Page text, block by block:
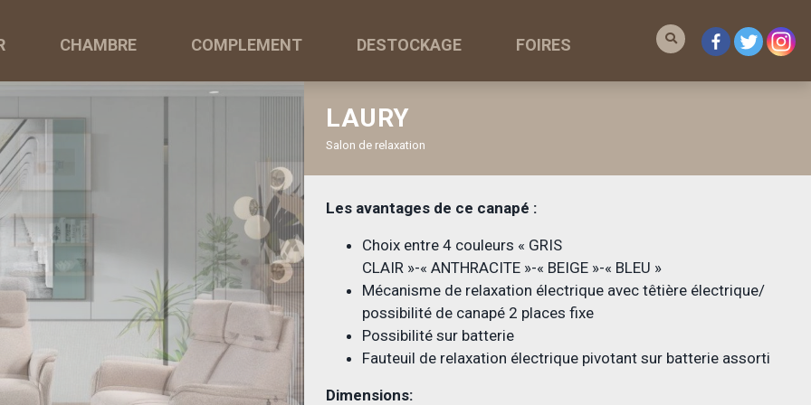
CHAMBRE COMPLEMENT DESTOCKAGE FOIRES
LAURY
Salon de relaxation
Les avantages de ce canapé :
Choix entre 4 couleurs « GRIS
CLAIR »-« ANTHRACITE »-« BEIGE »-« BLEU »
Mécanisme de relaxation électrique avec têtière électrique/
possibilité de canapé 2 places fixe
Possibilité sur batterie
Fauteuil de relaxation électrique pivotant sur batterie assorti
Dimensions: